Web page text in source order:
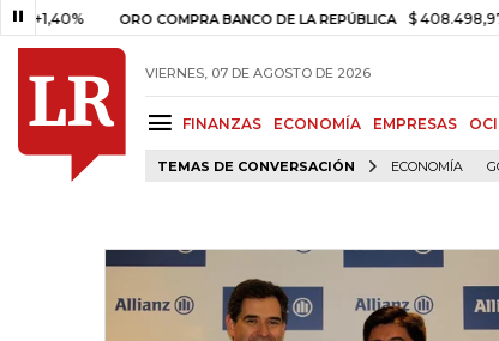
ORO COMPRA BANCO DE LA REPÚBLICA $ 408.498,97 +$
VIERNES, 07 DE AGOSTO DE 2026
FINANZAS ECONOMÍA EMPRESAS
TEMAS DE CONVERSACIÓN ECONOMÍA